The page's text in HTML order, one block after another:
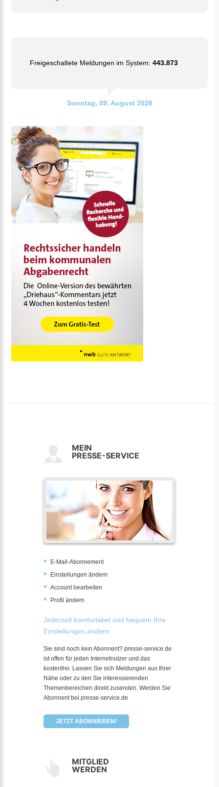
Freigeschaltete Meldungen im System: 443.873
Sonntag, 09. August 2026
MEIN
PRESSE-SERVICE
E-Mail-Abonnement
Einstellungen ändern
Account bearbeiten
Profil ändern
Jederzeit komfortabel und bequem Ihre
Einstellungen ändern:
Sie sind noch kein Abonnent? presse-service.de
ist offen für jeden Internetnutzer und das
kostenfrei. Lassen Sie sich Meldungen aus Ihrer
Nähe oder zu den Sie interessierenden
Themenbereichen direkt zusenden. Werden Sie
Abonnent bei presse-service.de
JETZT ABONNIEREN!
MITGLIED
WERDEN